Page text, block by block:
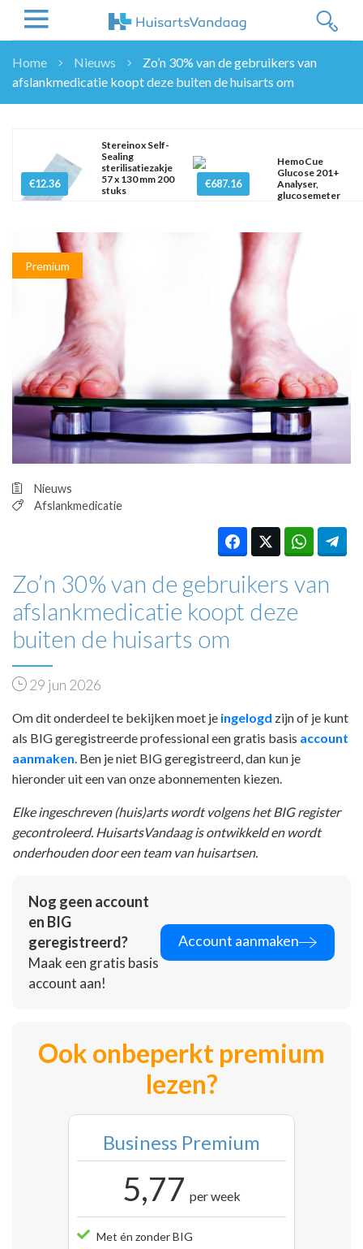
NIEUWS
OVERHEID
WETENSCHAP
ZORGVERZEKERAARS
NASCHOLINGEN
DOSSIER
NHG
LHV
OPINIE
HUISARTSENPOST
PRAKTIJKZAKEN
TARIEVEN
VPHUISARTSEN
MEDISCHE VAKHANDEL
REGISTRATIE
Home Nieuws
Zo’n 30% van de gebruikers van
afslankmedicatie koopt deze buiten de huisarts om
€12.36
Stereinox Self-
Sealing
sterilisatiezakje
57 x 130 mm 200
stuks
€687.16
HemoCue
Glucose 201+
Analyser,
glucosemeter
Premium
Nieuws
Afslankmedicatie
Zo’n 30% van de gebruikers van
afslankmedicatie koopt deze
buiten de huisarts om
29 jun 2026
Om dit onderdeel te bekijken moet je ingelogd zijn of je kunt
als BIG geregistreerde professional een gratis basis account
aanmaken . Ben je niet BIG geregistreerd, dan kun je
hieronder uit een van onze abonnementen kiezen.
Elke ingeschreven (huis)arts wordt volgens het BIG register
gecontroleerd. HuisartsVandaag is ontwikkeld en wordt
onderhouden door een team van huisartsen.
Nog geen account
en BIG
geregistreerd?
Maak een gratis basis
account aan!
Account aanmaken
Ook onbeperkt premium
lezen?
Business Premium
5,77 per week
Met én zonder BIG